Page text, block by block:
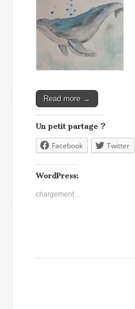
Read more →
Un petit partage ?
Facebook Twitter
WordPress:
chargement…